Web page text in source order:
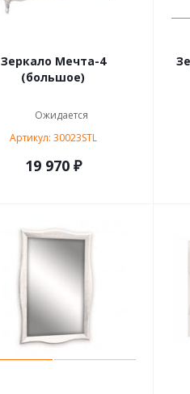
Зеркало Мечта-4
(большое)
Ожидается
Артикул: 30023STL
19 970 ₽